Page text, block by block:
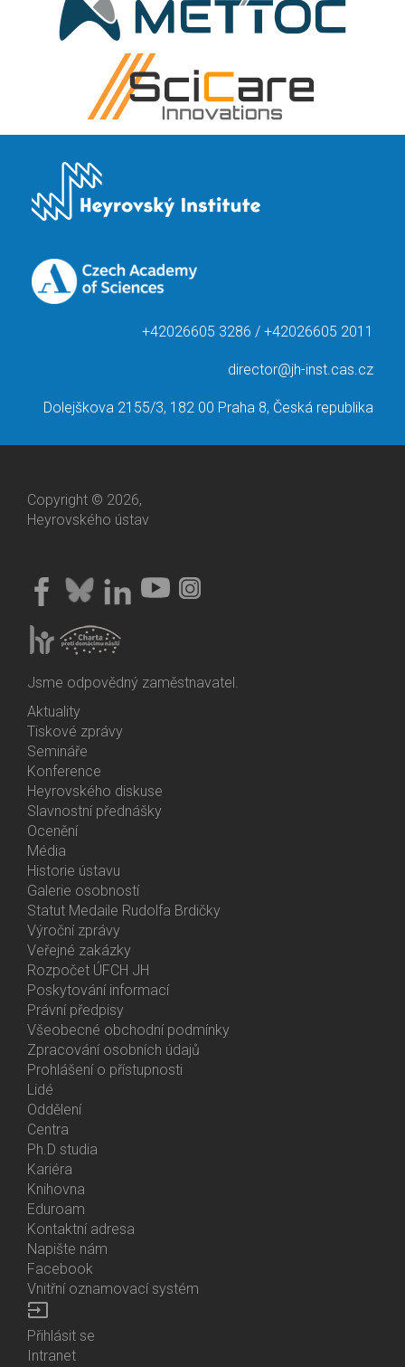
+42026605 3286 / +42026605 2011
director@jh-inst.cas.cz
Dolejškova 2155/3, 182 00 Praha 8, Česká republika
Copyright © 2026,
Heyrovského ústav
Jsme odpovědný zaměstnavatel.
Bottom
Menu
Activities
Aktuality
Tiskové zprávy
Semináře
Konference
Heyrovského diskuse
Slavnostní přednášky
Ocenění
Média
Historie ústavu
Galerie osobností
Statut Medaile Rudolfa Brdičky
Bottom
Menu
About
Us
Výroční zprávy
Veřejné zakázky
Rozpočet ÚFCH JH
Poskytování informací
Právní předpisy
Všeobecné obchodní podmínky
Zpracování osobních údajů
Prohlášení o přístupnosti
Bottom
Menu
Contacts
Lidé
Oddělení
Centra
Ph.D studia
Kariéra
Knihovna
Eduroam
Kontaktní adresa
Napište nám
Facebook
Vnitřní oznamovací systém
input
Bottom
Přihlásit se
Intranet